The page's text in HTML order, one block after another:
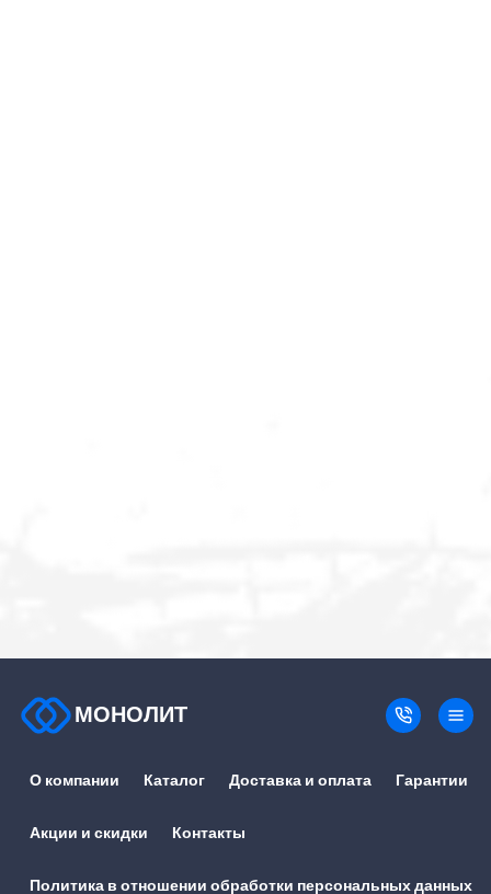
МОНОЛИТ
О компании Каталог Доставка и оплата Гарантии
Акции и скидки Контакты
Политика в отношении обработки персональных данных